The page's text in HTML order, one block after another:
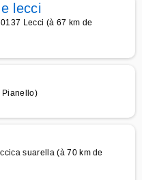
lecci
Lecci (à 67 km de
Pianello)
suarella (à 70 km de